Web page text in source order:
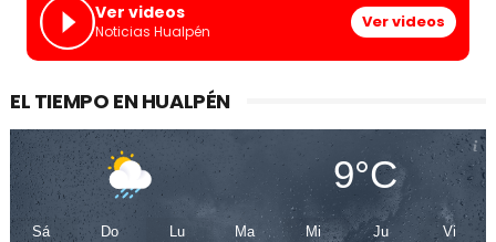
Ver videos
Noticias Hualpén Ver videos
EL TIEMPO EN HUALPÉN
9°C
Sá Do Lu Ma Mi Ju Vi